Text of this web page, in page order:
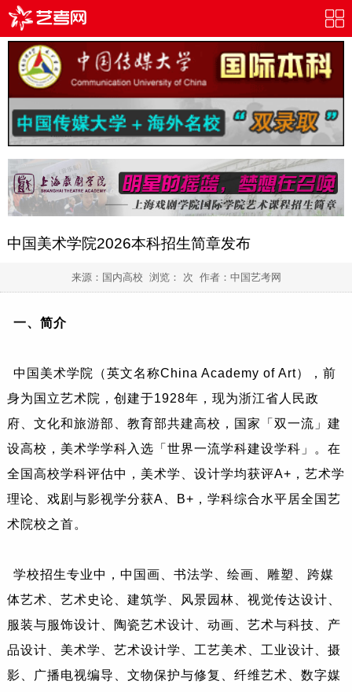
中国美术学院2026本科招生简章发布
来源：国内高校 浏览： 次 作者： 中国艺考网
一、 简介
中国美术学院（英文名称China Academy of Art），前
身为国立艺术院，创建于1928年，现为浙江省人民政
府、文化和旅游部、教育部共建高校，国家「双一流」建
设高校，美术学学科入选「世界一流学科建设学科」。在
全国高校学科评估中，美术学、设计学均获评A+，艺术学
理论、戏剧与影视学分获A、B+，学科综合水平居全国艺
术院校之首。
学校招生专业中，中国画、书法学、绘画、雕塑、跨媒
体艺术、艺术史论、建筑学、风景园林、视觉传达设计、
服装与服饰设计、陶瓷艺术设计、动画、艺术与科技、产
品设计、美术学、艺术设计学、工艺美术、工业设计、摄
影、广播电视编导、文物保护与修复、纤维艺术、数字媒